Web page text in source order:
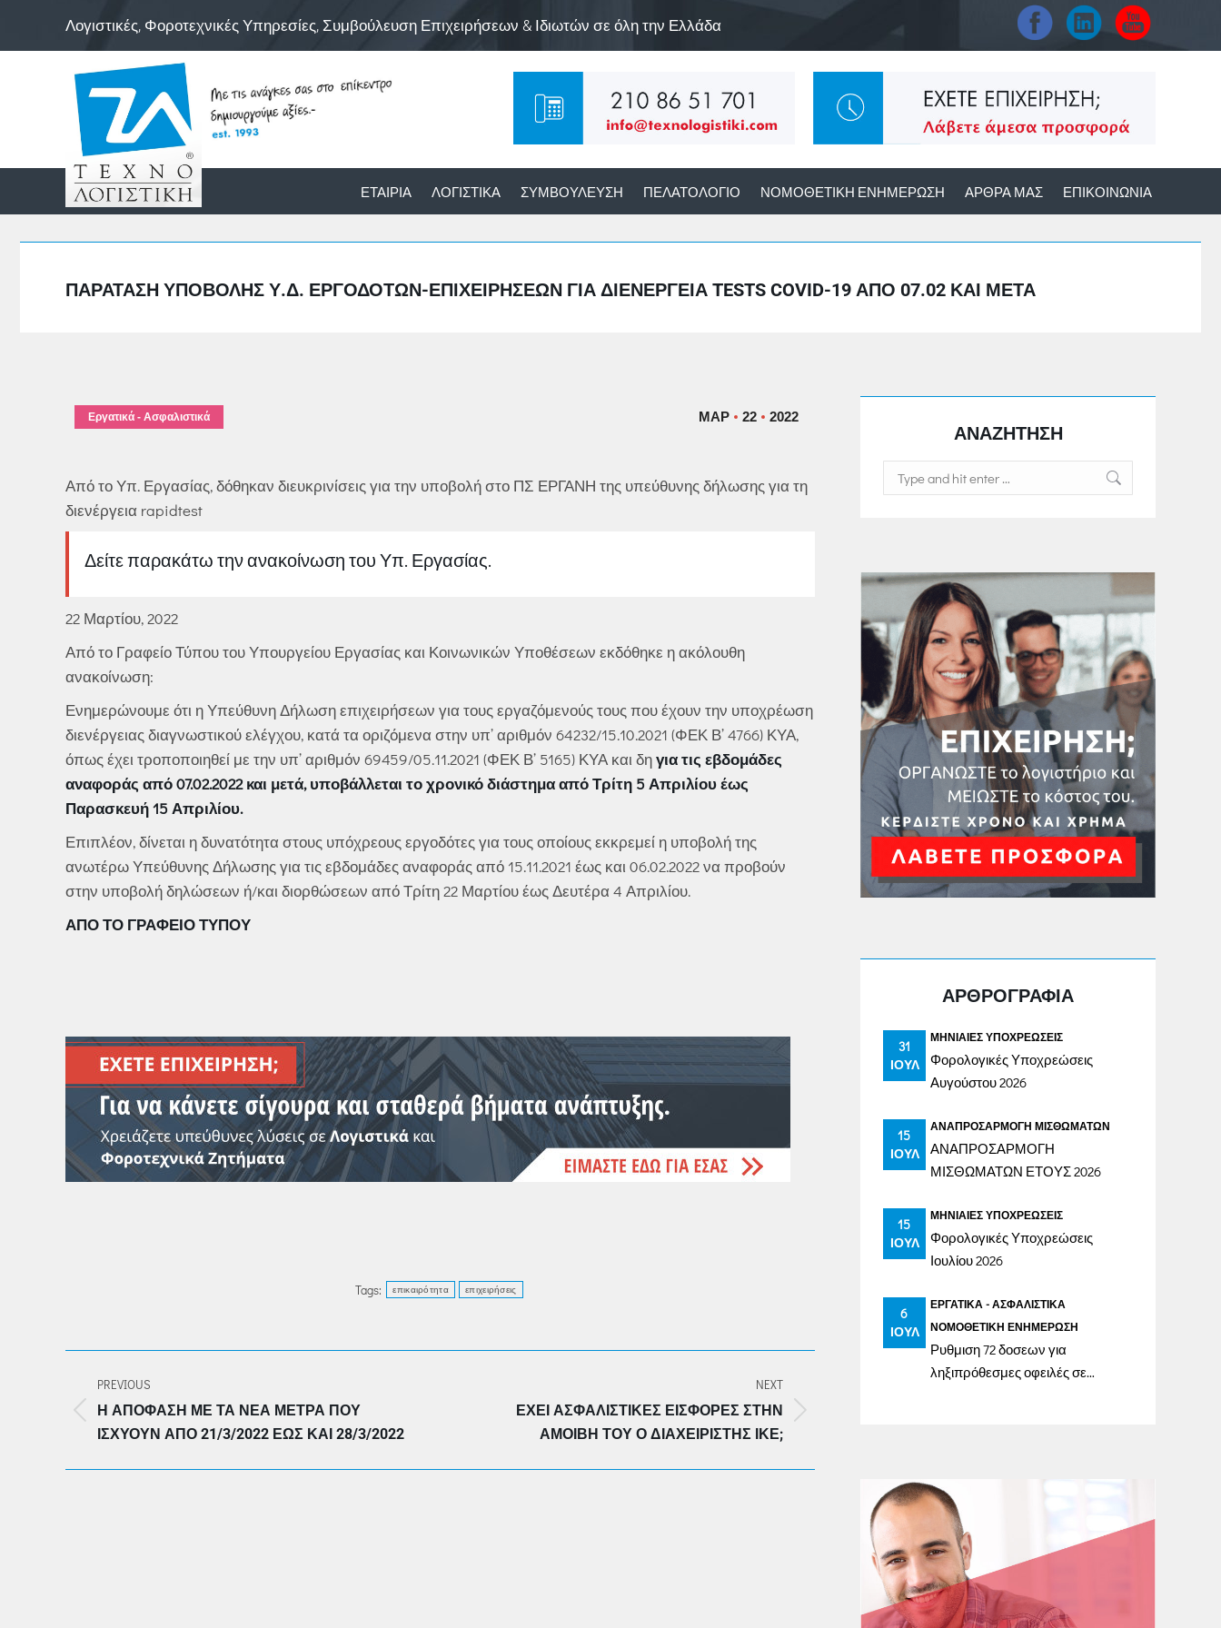
Λογιστικές, Φοροτεχνικές Υπηρεσίες, Συμβούλευση Επιχειρήσεων & Ιδιωτών σε όλη την Ελλάδα
ΕΤΑΙΡΊΑ ΛΟΓΙΣΤΙΚΆ ΣΥΜΒΟΎΛΕΥΣΗ ΠΕΛΑΤΟΛΌΓΙΟ ΝΟΜΟΘΕΤΙΚΉ ΕΝΗΜΈΡΩΣΗ ΆΡΘΡΑ ΜΑΣ ΕΠΙΚΟΙΝΩΝΊΑ
ΠΑΡΆΤΑΣΗ ΥΠΟΒΟΛΉΣ Υ.Δ. ΕΡΓΟΔΟΤΏΝ-ΕΠΙΧΕΙΡΉΣΕΩΝ ΓΙΑ ΔΙΕΝΈΡΓΕΙΑ TESTS COVID-19 ΑΠΌ 07.02 ΚΑΙ ΜΕΤΆ
ΜΑΡ 22 2022
Εργατικά - Ασφαλιστικά
Από το Υπ. Εργασίας, δόθηκαν διευκρινίσεις για την υποβολή στο ΠΣ ΕΡΓΑΝΗ της υπεύθυνης δήλωσης για τη
διενέργεια rapidtest
Δείτε παρακάτω την ανακοίνωση του Υπ. Εργασίας.
22 Μαρτίου, 2022
Από το Γραφείο Τύπου του Υπουργείου Εργασίας και Κοινωνικών Υποθέσεων εκδόθηκε η ακόλουθη
ανακοίνωση:
Ενημερώνουμε ότι η Υπεύθυνη Δήλωση επιχειρήσεων για τους εργαζόμενούς τους που έχουν την υποχρέωση
διενέργειας διαγνωστικού ελέγχου, κατά τα οριζόμενα στην υπ’ αριθμόν 64232/15.10.2021 (ΦΕΚ Β’ 4766) ΚΥΑ,
όπως έχει τροποποιηθεί με την υπ’ αριθμόν 69459/05.11.2021 (ΦΕΚ Β’ 5165) ΚΥΑ και δηγια τις εβδομάδες
αναφοράς από 07.02.2022 και μετά, υποβάλλεται το χρονικό διάστημα από Τρίτη 5 Απριλίου έως
Παρασκευή 15 Απριλίου.
Επιπλέον, δίνεται η δυνατότητα στους υπόχρεους εργοδότες για τους οποίους εκκρεμεί η υποβολή της
ανωτέρω Υπεύθυνης Δήλωσης για τις εβδομάδες αναφοράς από 15.11.2021 έως και 06.02.2022 να προβούν
στην υποβολή δηλώσεων ή/και διορθώσεων από Τρίτη 22 Μαρτίου έως Δευτέρα 4 Απριλίου.
ΑΠΟ ΤΟ ΓΡΑΦΕΙΟ ΤΥΠΟΥ
Tags: επικαιρότητα επιχειρήσεις
NAVIGATION
PREVIOUS
Previous
post:
Η ΑΠΌΦΑΣΗ ΜΕ ΤΑ ΝΈΑ ΜΈΤΡΑ ΠΟΥ
ΙΣΧΎΟΥΝ ΑΠΌ 21/3/2022 ΈΩΣ ΚΑΙ 28/3/2022
NEXT
ΈΧΕΙ ΑΣΦΑΛΙΣΤΙΚΈΣ ΕΙΣΦΟΡΈΣ ΣΤΗΝ
ΑΜΟΙΒΉ ΤΟΥ Ο ΔΙΑΧΕΙΡΙΣΤΗΣ ΙΚΕ;
ΑΝΑΖΗΤΗΣΗ
Search:
ΑΡΘΡΟΓΡΑΦΙΑ
31
ΙΟΎΛ
ΜΗΝΙΑΊΕΣ ΥΠΟΧΡΕΏΣΕΙΣ
Φορολογικές Υποχρεώσεις
Αυγούστου 2026
15
ΙΟΎΛ
ΑΝΑΠΡΟΣΑΡΜΟΓΉ ΜΙΣΘΩΜΆΤΩΝ
ΑΝΑΠΡΟΣΑΡΜΟΓΗ
ΜΙΣΘΩΜΑΤΩΝ ΕΤΟΥΣ 2026
15
ΙΟΎΛ
ΜΗΝΙΑΊΕΣ ΥΠΟΧΡΕΏΣΕΙΣ
Φορολογικές Υποχρεώσεις
Ιουλίου 2026
6
ΙΟΎΛ
ΕΡΓΑΤΙΚΆ - ΑΣΦΑΛΙΣΤΙΚΆ
ΝΟΜΟΘΕΤΙΚΉ ΕΝΗΜΈΡΩΣΗ
Ρυθμιση 72 δοσεων για
ληξιπρόθεσμες οφειλές σε